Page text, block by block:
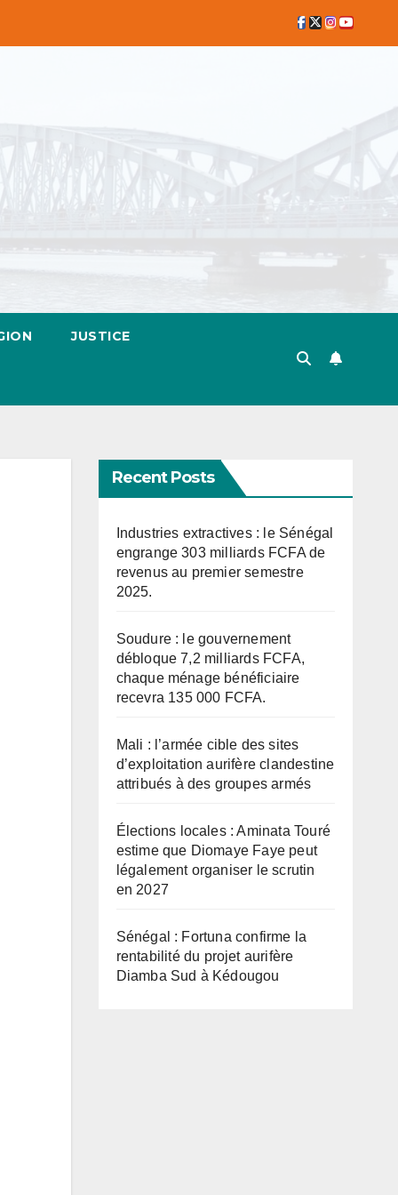
JUSTICE
Recent Posts
Industries extractives : le Sénégal
engrange 303 milliards FCFA de
revenus au premier semestre
2025.
Soudure : le gouvernement
débloque 7,2 milliards FCFA,
chaque ménage bénéficiaire
recevra 135 000 FCFA.
Mali : l’armée cible des sites
d’exploitation aurifère clandestine
attribués à des groupes armés
Élections locales : Aminata Touré
estime que Diomaye Faye peut
légalement organiser le scrutin
en 2027
Sénégal : Fortuna confirme la
rentabilité du projet aurifère
Diamba Sud à Kédougou